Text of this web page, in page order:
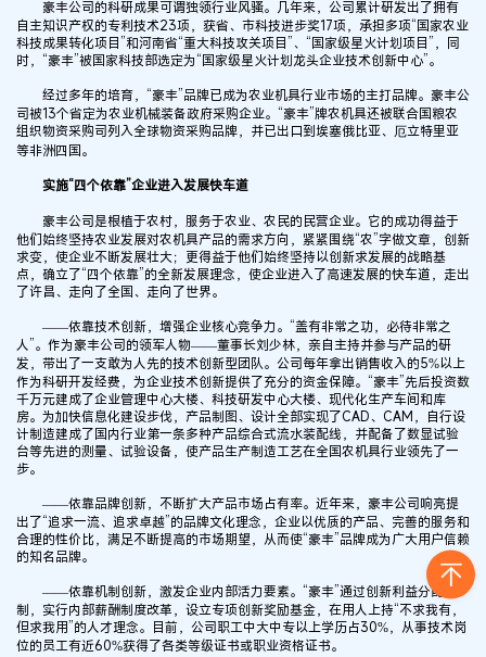
豪丰公司的科研成果可谓独领行业风骚。几年来，公司累计研发出了拥有
自主知识产权的专利技术23项，获省、市科技进步奖17项，承担多项“国家农业
科技成果转化项目”和河南省“重大科技攻关项目”、“国家级星火计划项目”，同
时，“豪丰”被国家科技部选定为“国家级星火计划龙头企业技术创新中心”。
经过多年的培育，“豪丰”品牌已成为农业机具行业市场的主打品牌。豪丰公
司被13个省定为农业机械装备政府采购企业。“豪丰”牌农机具还被联合国粮农
组织物资采购司列入全球物资采购品牌，并已出口到埃塞俄比亚、厄立特里亚
等非洲四国。
实施“四个依靠”企业进入发展快车道
豪丰公司是根植于农村，服务于农业、农民的民营企业。它的成功得益于
他们始终坚持农业发展对农机具产品的需求方向，紧紧围绕“农”字做文章，创新
求变，使企业不断发展壮大；更得益于他们始终坚持以创新求发展的战略基
点，确立了“四个依靠”的全新发展理念，使企业进入了高速发展的快车道，走出
了许昌、走向了全国、走向了世界。
——依靠技术创新，增强企业核心竞争力。“盖有非常之功，必待非常之
人”。作为豪丰公司的领军人物——董事长刘少林，亲自主持并参与产品的研
发，带出了一支敢为人先的技术创新型团队。公司每年拿出销售收入的5%以上
作为科研开发经费，为企业技术创新提供了充分的资金保障。“豪丰”先后投资数
千万元建成了企业管理中心大楼、科技研发中心大楼、现代化生产车间和库
房。为加快信息化建设步伐，产品制图、设计全部实现了CAD、CAM，自行设
计制造建成了国内行业第一条多种产品综合式流水装配线，并配备了数显试验
台等先进的测量、试验设备，使产品生产制造工艺在全国农机具行业领先了一
步。
——依靠品牌创新，不断扩大产品市场占有率。近年来，豪丰公司响亮提
出了“追求一流、追求卓越”的品牌文化理念，企业以优质的产品、完善的服务和
合理的性价比，满足不断提高的市场期望，从而使“豪丰”品牌成为广大用户信赖
的知名品牌。
——依靠机制创新，激发企业内部活力要素。“豪丰”通过创新利益分配机
制，实行内部薪酬制度改革，设立专项创新奖励基金，在用人上持“不求我有，
但求我用”的人才理念。目前，公司职工中大中专以上学历占30%，从事技术岗
位的员工有近60%获得了各类等级证书或职业资格证书。